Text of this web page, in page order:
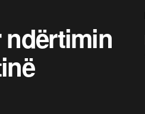
ndërtimin